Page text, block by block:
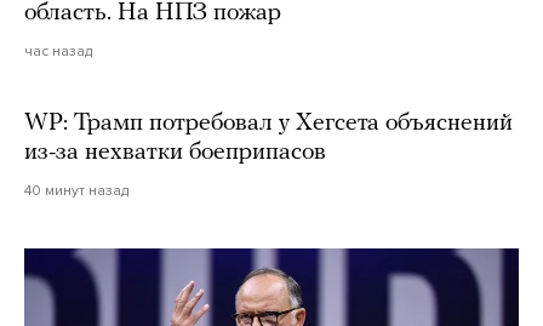
область. На НПЗ пожар
час назад
WP: Трамп потребовал у Хегсета объяснений
из-за нехватки боеприпасов
40 минут назад